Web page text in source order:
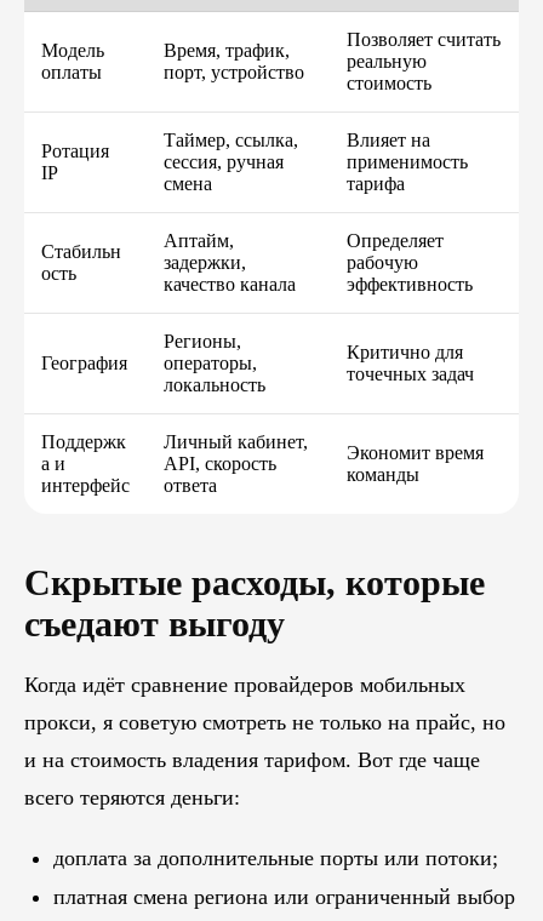
Модель
оплаты
Время, трафик,
порт, устройство
Позволяет считать
реальную
стоимость
Ротация
IP
Таймер, ссылка,
сессия, ручная
смена
Влияет на
применимость
тарифа
Стабильн
ость
Аптайм,
задержки,
качество канала
Определяет
рабочую
эффективность
География
Регионы,
операторы,
локальность
Критично для
точечных задач
Поддержк
а и
интерфейс
Личный кабинет,
API, скорость
ответа
Экономит время
команды
Скрытые расходы, которые
съедают выгоду
Когда идёт сравнение провайдеров мобильных
прокси, я советую смотреть не только на прайс, но
и на стоимость владения тарифом. Вот где чаще
всего теряются деньги:
доплата за дополнительные порты или потоки;
платная смена региона или ограниченный выбор